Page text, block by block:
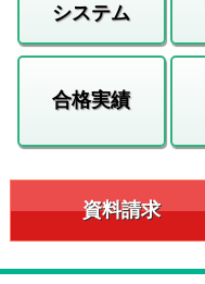
システム
合格実績
資料請求